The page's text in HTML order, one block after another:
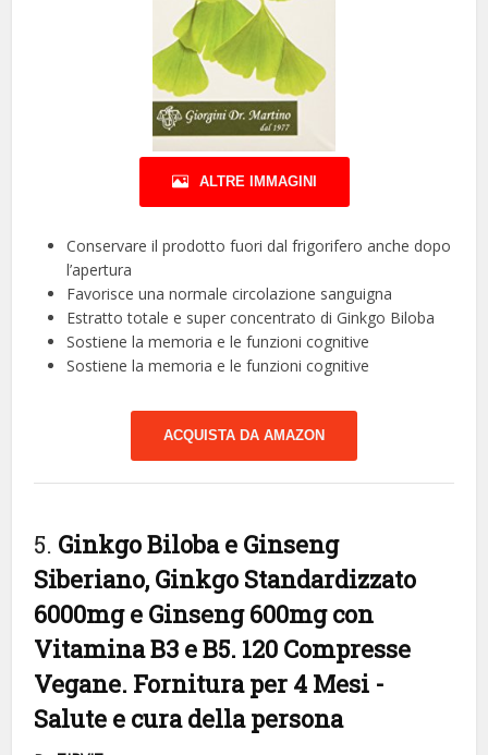
ALTRE IMMAGINI
Conservare il prodotto fuori dal frigorifero anche dopo
l’apertura
Favorisce una normale circolazione sanguigna
Estratto totale e super concentrato di Ginkgo Biloba
Sostiene la memoria e le funzioni cognitive
Sostiene la memoria e le funzioni cognitive
ACQUISTA DA AMAZON
5. Ginkgo Biloba e Ginseng
Siberiano, Ginkgo Standardizzato
6000mg e Ginseng 600mg con
Vitamina B3 e B5. 120 Compresse
Vegane. Fornitura per 4 Mesi -
Salute e cura della persona